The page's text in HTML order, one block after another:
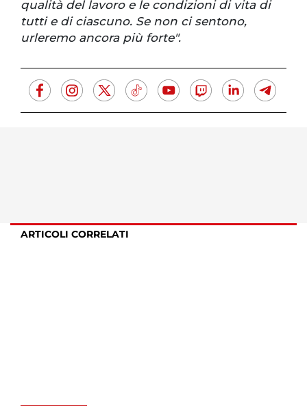
qualità del lavoro e le condizioni di vita di
tutti e di ciascuno. Se non ci sentono,
urleremo ancora più forte".
ARTICOLI CORRELATI